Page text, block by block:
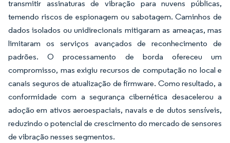
transmitir assinaturas de vibração para nuvens públicas,
temendo riscos de espionagem ou sabotagem. Caminhos de
dados isolados ou unidirecionais mitigaram as ameaças, mas
limitaram os serviços avançados de reconhecimento de
padrões. O processamento de borda ofereceu um
compromisso, mas exigiu recursos de computação no local e
canais seguros de atualização de firmware. Como resultado, a
conformidade com a segurança cibernética desacelerou a
adoção em ativos aeroespaciais, navais e de dutos sensíveis,
reduzindo o potencial de crescimento do mercado de sensores
de vibração nesses segmentos.